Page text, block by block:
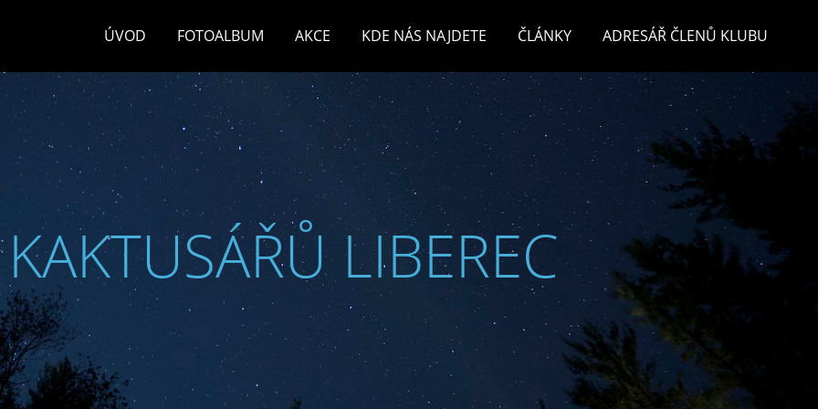
ÚVOD FOTOALBUM AKCE KDE NÁS NAJDETE ČLÁNKY ADRESÁŘ ČLENŮ KLUBU
LIBEREC